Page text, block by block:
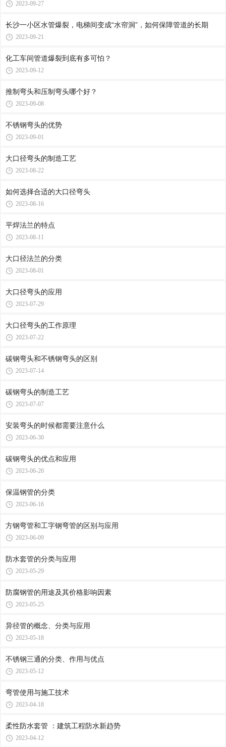
2023-09-27
长沙一小区水管爆裂，电梯间变成“水帘洞”，如何保障管道的长期
2023-09-21
化工车间管道爆裂到底有多可怕？
2023-09-12
推制弯头和压制弯头哪个好？
2023-09-08
不锈钢弯头的优势
2023-09-01
大口径弯头的制造工艺
2023-08-22
如何选择合适的大口径弯头
2023-08-16
平焊法兰的特点
2023-08-11
大口径法兰的分类
2023-08-01
大口径弯头的应用
2023-07-29
大口径弯头的工作原理
2023-07-22
碳钢弯头和不锈钢弯头的区别
2023-07-14
碳钢弯头的制造工艺
2023-07-07
安装弯头的时候都需要注意什么
2023-06-30
碳钢弯头的优点和应用
2023-06-20
保温钢管的分类
2023-06-16
方钢弯管和工字钢弯管的区别与应用
2023-06-09
防水套管的分类与应用
2023-05-29
防腐钢管的用途及其价格影响因素
2023-05-25
异径管的概念、分类与应用
2023-05-18
不锈钢三通的分类、作用与优点
2023-05-12
弯管使用与施工技术
2023-04-18
柔性防水套管 ：建筑工程防水新趋势
2023-04-12